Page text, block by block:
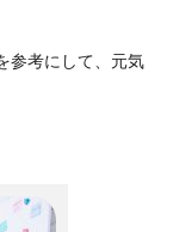
参考にして、元気